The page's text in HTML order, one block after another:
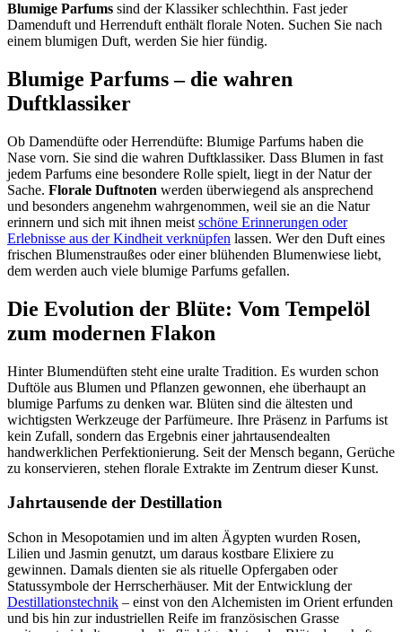
Blumige Parfums sind der Klassiker schlechthin. Fast jeder
Damenduft und Herrenduft enthält florale Noten. Suchen Sie nach
einem blumigen Duft, werden Sie hier fündig.
Blumige Parfums – die wahren
Duftklassiker
Ob Damendüfte oder Herrendüfte: Blumige Parfums haben die
Nase vorn. Sie sind die wahren Duftklassiker. Dass Blumen in fast
jedem Parfums eine besondere Rolle spielt, liegt in der Natur der
Sache. Florale Duftnoten werden überwiegend als ansprechend
und besonders angenehm wahrgenommen, weil sie an die Natur
erinnern und sich mit ihnen meist schöne Erinnerungen oder
Erlebnisse aus der Kindheit verknüpfen lassen. Wer den Duft eines
frischen Blumenstraußes oder einer blühenden Blumenwiese liebt,
dem werden auch viele blumige Parfums gefallen.
Die Evolution der Blüte: Vom Tempelöl
zum modernen Flakon
Hinter Blumendüften steht eine uralte Tradition. Es wurden schon
Duftöle aus Blumen und Pflanzen gewonnen, ehe überhaupt an
blumige Parfums zu denken war. Blüten sind die ältesten und
wichtigsten Werkzeuge der Parfümeure. Ihre Präsenz in Parfums ist
kein Zufall, sondern das Ergebnis einer jahrtausendealten
handwerklichen Perfektionierung. Seit der Mensch begann, Gerüche
zu konservieren, stehen florale Extrakte im Zentrum dieser Kunst.
Jahrtausende der Destillation
Schon in Mesopotamien und im alten Ägypten wurden Rosen,
Lilien und Jasmin genutzt, um daraus kostbare Elixiere zu
gewinnen. Damals dienten sie als rituelle Opfergaben oder
Statussymbole der Herrscherhäuser. Mit der Entwicklung der
Destillationstechnik – einst von den Alchemisten im Orient erfunden
und bis hin zur industriellen Reife im französischen Grasse